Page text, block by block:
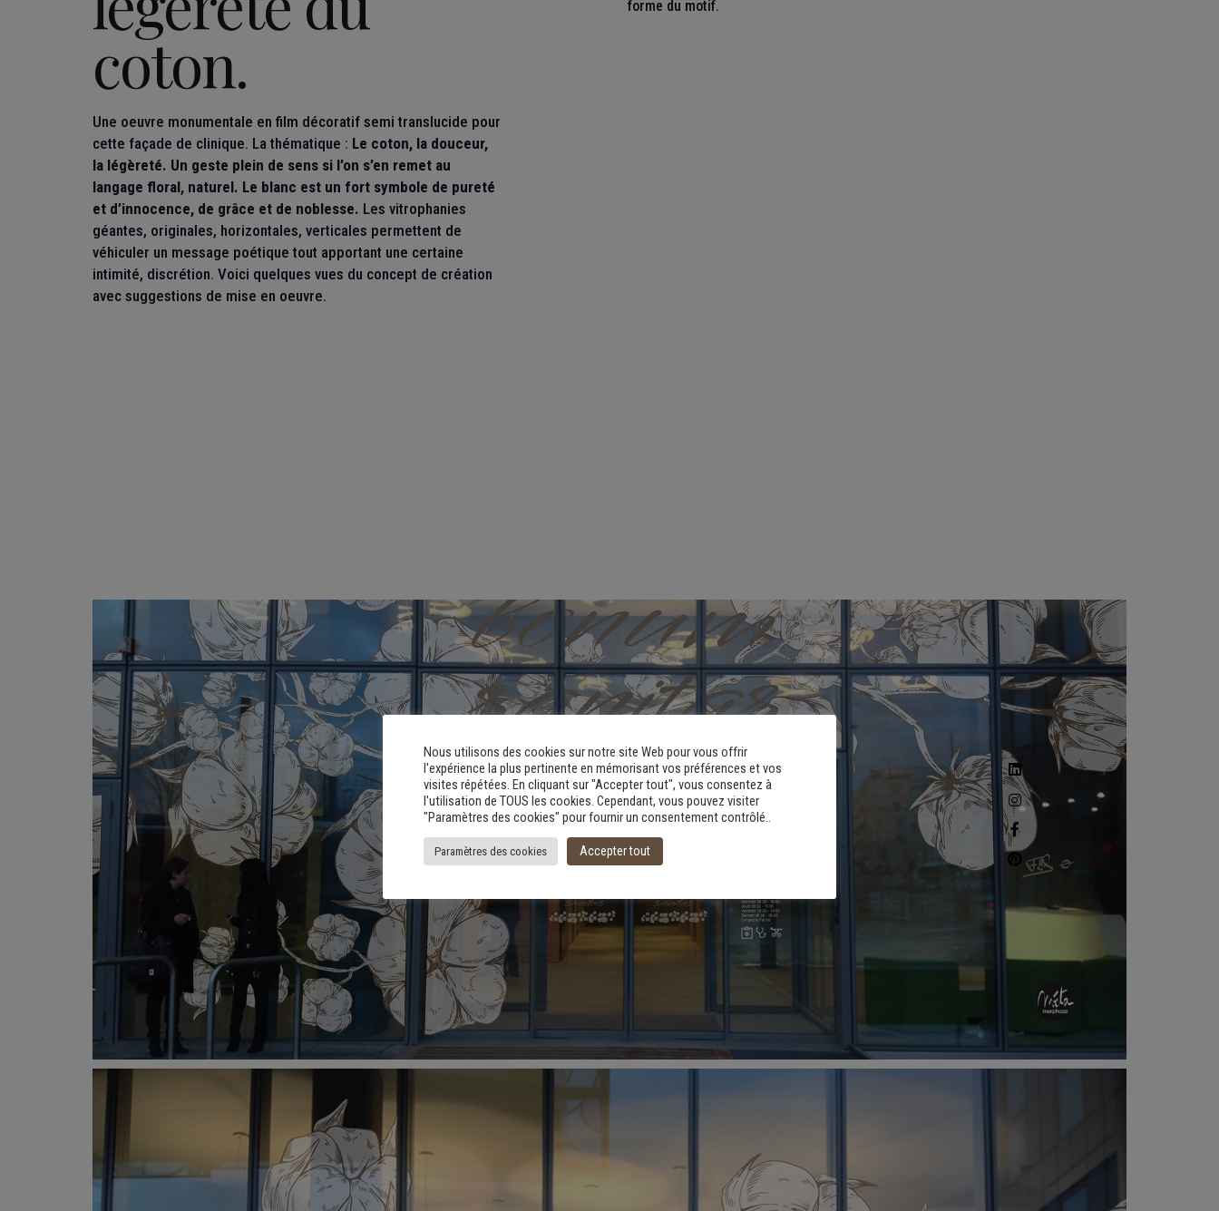
coton.
Une oeuvre monumentale en film décoratif semi translucide pour
cette façade de clinique. La thématique : Le coton, la douceur,
la légèreté. Un geste plein de sens si l’on s’en remet au
langage floral, naturel. Le blanc est un fort symbole de pureté
et d’innocence, de grâce et de noblesse. Les vitrophanies
géantes, originales, horizontales, verticales permettent de
véhiculer un message poétique tout apportant une certaine
intimité, discrétion. Voici quelques vues du concept de création
avec suggestions de mise en oeuvre.
forme du motif.
Nous utilisons des cookies sur notre site Web pour vous offrir
l'expérience la plus pertinente en mémorisant vos préférences et vos
visites répétées. En cliquant sur "Accepter tout", vous consentez à
l'utilisation de TOUS les cookies. Cependant, vous pouvez visiter
"Paramètres des cookies" pour fournir un consentement contrôlé..
Paramètres des cookies Accepter tout